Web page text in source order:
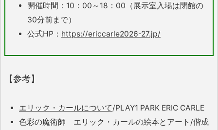
開催時間：10：00～18：00（展示室入場は閉館の
30分前まで）
公式HP： https://ericcarle2026-27.jp/
【参考】
エリック・カールについて/PLAY1 PARK ERIC CARLE
色彩の魔術師 エリック・カールの絵本とアート/偕成